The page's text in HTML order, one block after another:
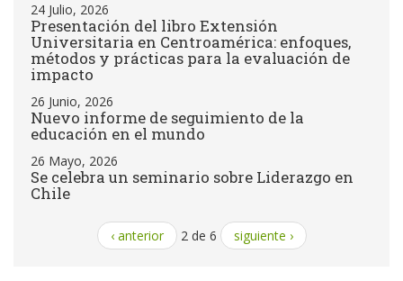
24 Julio, 2026
Presentación del libro Extensión
Universitaria en Centroamérica: enfoques,
métodos y prácticas para la evaluación de
impacto
26 Junio, 2026
Nuevo informe de seguimiento de la
educación en el mundo
26 Mayo, 2026
Se celebra un seminario sobre Liderazgo en
Chile
‹ anterior 2 de 6 siguiente ›